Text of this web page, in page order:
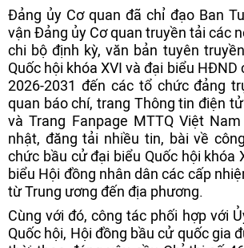
Đảng ủy Cơ quan đã chỉ đạo Ban
vận Đảng ủy Cơ quan truyền tải các
chi bộ định kỳ, văn bản tuyên
Quốc hội khóa XVI và đại biểu HĐND
2026-2031 đến các tổ chức đảng
quan báo chí, trang Thông tin điện
và Trang Fanpage MTTQ Việt
nhật, đăng tải nhiều tin, bài về
chức bầu cử đại biểu Quốc hội khóa
biểu Hội đồng nhân dân các cấp
từ Trung ương đến địa phương.
Cùng với đó, công tác phối hợp với
Quốc hội, Hội đồng bầu cử quốc gia